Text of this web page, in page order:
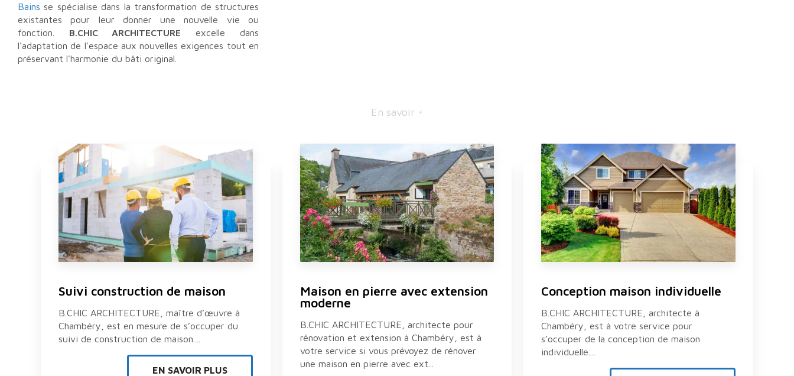
Bains se spécialise dans la transformation de structures
existantes pour leur donner une nouvelle vie ou
fonction. B.CHIC ARCHITECTURE excelle dans
l'adaptation de l'espace aux nouvelles exigences tout en
préservant l'harmonie du bâti original.
En savoir +
Suivi construction de maison
B.CHIC ARCHITECTURE, maître d’œuvre à
Chambéry, est en mesure de s’occuper du
suivi de construction de maison....
EN SAVOIR PLUS
Maison en pierre avec extension
moderne
B.CHIC ARCHITECTURE, architecte pour
rénovation et extension à Chambéry, est à
votre service si vous prévoyez de rénover
une maison en pierre avec ext...
Conception maison individuelle
B.CHIC ARCHITECTURE, architecte à
Chambéry, est à votre service pour
s’occuper de la conception de maison
individuelle....